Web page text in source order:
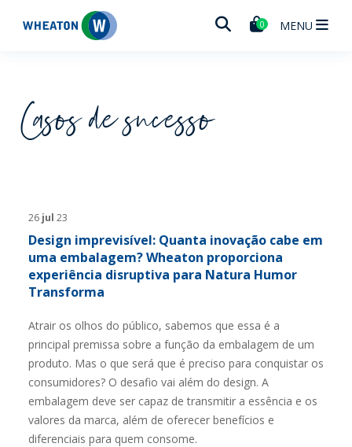
Wheaton 0 MENU
Casos de sucesso
26 jul 23
Design imprevisível: Quanta inovação cabe em
uma embalagem? Wheaton proporciona
experiência disruptiva para Natura Humor
Transforma
Atrair os olhos do público, sabemos que essa é a
principal premissa sobre a função da embalagem de um
produto. Mas o que será que é preciso para conquistar os
consumidores? O desafio vai além do design. A
embalagem deve ser capaz de transmitir a essência e os
valores da marca, além de oferecer benefícios e
diferenciais para quem consome.